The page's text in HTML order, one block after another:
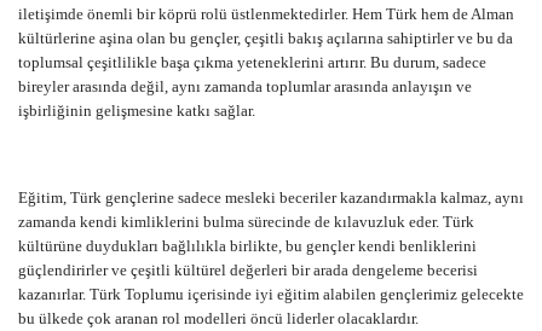
iletişimde önemli bir köprü rolü üstlenmektedirler. Hem Türk hem de Alman
kültürlerine aşina olan bu gençler, çeşitli bakış açılarına sahiptirler ve bu da
toplumsal çeşitlilikle başa çıkma yeteneklerini artırır. Bu durum, sadece
bireyler arasında değil, aynı zamanda toplumlar arasında anlayışın ve
işbirliğinin gelişmesine katkı sağlar.
Eğitim, Türk gençlerine sadece mesleki beceriler kazandırmakla kalmaz, aynı
zamanda kendi kimliklerini bulma sürecinde de kılavuzluk eder. Türk
kültürüne duydukları bağlılıkla birlikte, bu gençler kendi benliklerini
güçlendirirler ve çeşitli kültürel değerleri bir arada dengeleme becerisi
kazanırlar. Türk Toplumu içerisinde iyi eğitim alabilen gençlerimiz gelecekte
bu ülkede çok aranan rol modelleri öncü liderler olacaklardır.